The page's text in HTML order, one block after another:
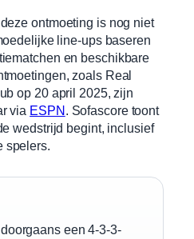
ontmoeting is nog niet
line-ups baseren
en beschikbare
zoals Real
op 20 april 2025, zijn
via ESPN. Sofascore toont
wedstrijd begint, inclusief
spelers.
een 4-3-3-